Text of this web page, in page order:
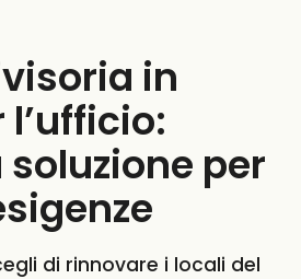
in
soluzione per
di rinnovare i locali del